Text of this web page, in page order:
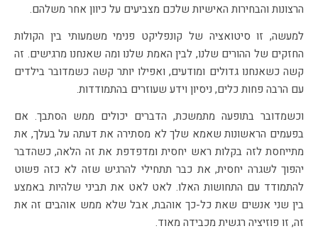
הרצונות והבחירות האישיות שלכם מצביעים על כיוון אחר משלהם.
למעשה, זו סיטואציה של קונפליקט פנימי משמעותי בין הקולות
החזקים של ההורים שלנו, לבין האמת שלנו ומה שאנחנו מרגישים. זה
קשה כשאנחנו גדולים ומודעים, ואפילו יותר קשה כשמדובר בילדים
עם הרבה פחות כלים, ניסיון וידע שעוזרים בהתמודדות.
וכשמדובר בתופעה מתמשכת, הדברים יכולים ממש הסתבך. אם
בפעמים הראשונות שאמא שלך לא מסתירה את דעתה על בעלך, את
מתייחסת לזה בקלות ראש יחסית ומדפדפת את זה הלאה, כשהדבר
יהפוך לשגרה יחסית, את כבר תתחילי להרגיש שזה לא כזה פשוט
להתמודד עם התחושות האלו. לאט לאט את תביני שלהיות באמצע
בין שני אנשים שאת כל-כך אוהבת, אבל שלא ממש אוהבים זה את
זה, זו פוזיציה רגשית מכבידה מאוד.